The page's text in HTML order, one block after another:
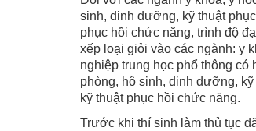
sinh, dinh dưỡng, kỹ thuật
phục hồi chức năng, trình độ
xếp loại giỏi vào các ngành: y
nghiệp trung học phổ thông
phòng, hộ sinh, dinh dưỡng,
kỹ thuật phục hồi chức năng.
Trước khi thí sinh làm thủ tục